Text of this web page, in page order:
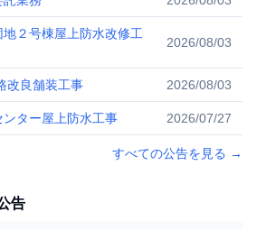
２号棟屋上防水改修工
2026/08/03
改良舗装工事 2026/08/03
ター屋上防水工事 2026/07/27
すべての公告を見る →
告